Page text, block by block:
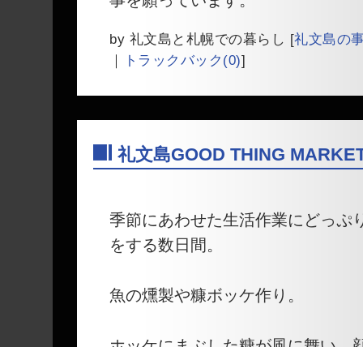
by 礼文島と札幌での暮らし [礼文島の
｜
トラックバック(0)]
礼文島GOOD THING
季節にあわせた生活作業にどっぷ
をする数日間。
魚の燻製や糠ボッケ作り。